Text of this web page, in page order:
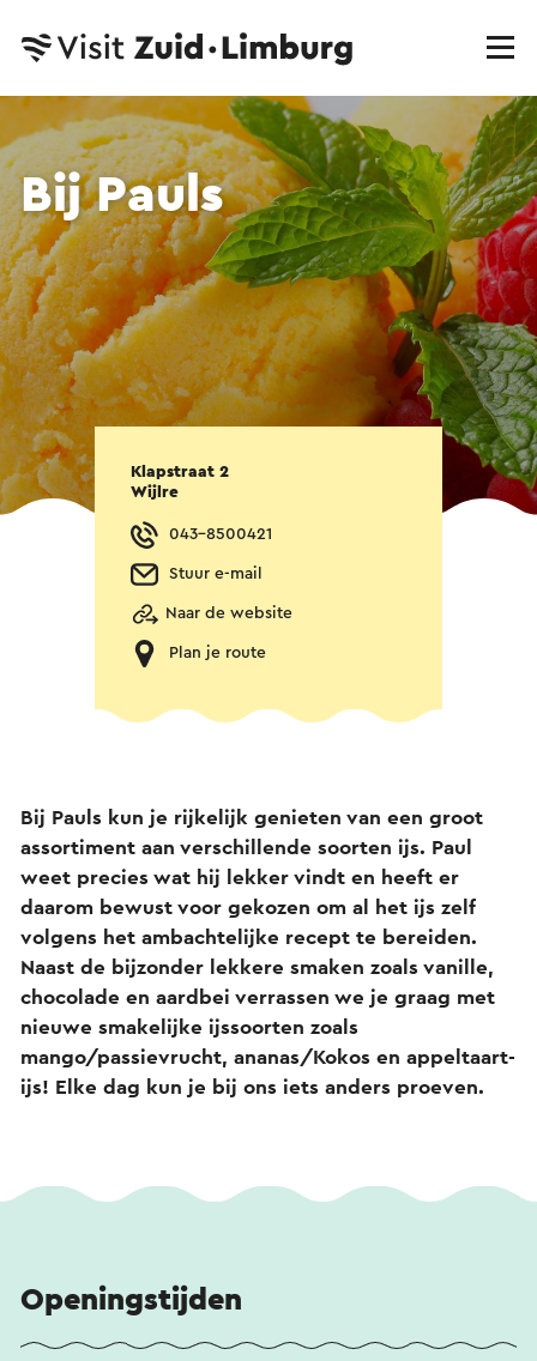
Bij Pauls
Klapstraat 2
Wijlre
043-8500421
Stuur e-mail
Naar de website
Plan je route
Bij Pauls kun je rijkelijk genieten van een groot
assortiment aan verschillende soorten ijs. Paul
weet precies wat hij lekker vindt en heeft er
daarom bewust voor gekozen om al het ijs zelf
volgens het ambachtelijke recept te bereiden.
Naast de bijzonder lekkere smaken zoals vanille,
chocolade en aardbei verrassen we je graag met
nieuwe smakelijke ijssoorten zoals
mango/passievrucht, ananas/Kokos en appeltaart-
ijs! Elke dag kun je bij ons iets anders proeven.
Openingstijden